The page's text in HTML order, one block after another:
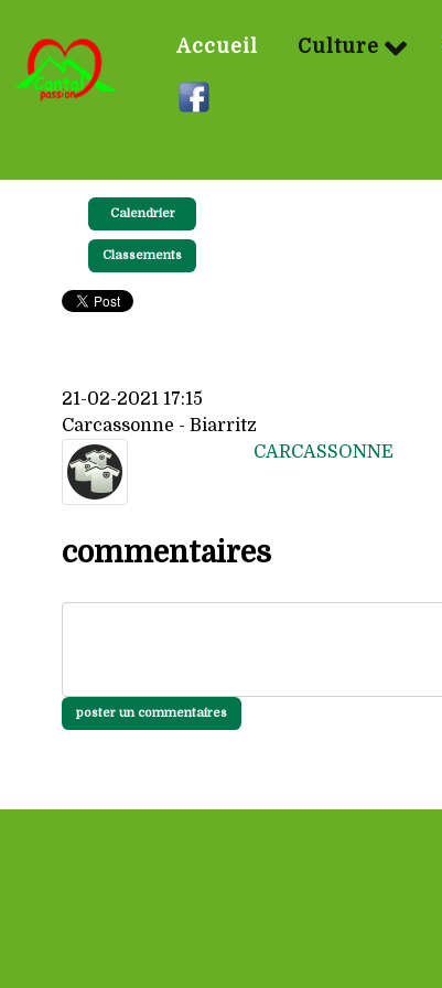
Accueil Culture
Calendrier
Classements
21-02-2021 17:15
Carcassonne - Biarritz
CARCASSONNE
commentaires
poster un commentaires